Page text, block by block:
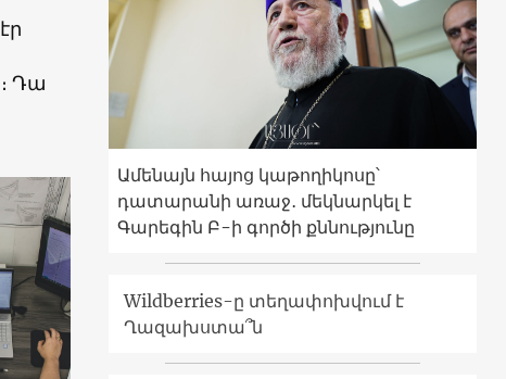
Դա
Ամենայն հայոց կաթողիկոսը՝
դատարանի առաջ․ մեկնարկել է
Գարեգին Բ-ի գործի քննությունը
Wildberries-ը տեղափոխվում է
Ղազախստա՞ն